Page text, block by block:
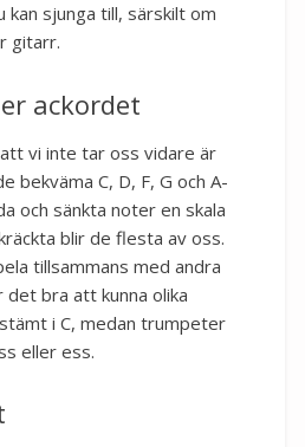
kan sjunga till, särskilt om
gitarr.
ackordet
vi inte tar oss vidare är
bekväma C, D, F, G och A-
och sänkta noter en skala
blir de flesta av oss.
tillsammans med andra
bra att kunna olika
i C, medan trumpeter
eller ess.